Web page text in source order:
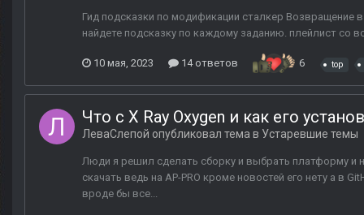
Гид подсказки по модификации сталкер Возвращение
найдете подсказку по каждому заданию. плейлист со
10 мая, 2023 14 ответов 6 top
Что с X Ray Oxygen и как его
ЛеваСлепой опубликовал тема в Устаревшие темы
Люди я решил сделать сборку и выбрать платформу и
скачать ведь на AP-PRO кроме новостей его нету а в
вроде бы все...